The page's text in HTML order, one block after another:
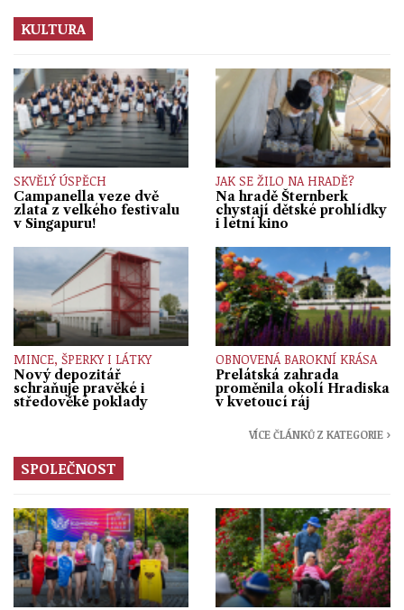
KULTURA
SKVĚLÝ ÚSPĚCH
Campanella veze dvě
zlata z velkého festivalu
v Singapuru!
JAK SE ŽILO NA HRADĚ?
Na hradě Šternberk
chystají dětské prohlídky
i letní kino
MINCE, ŠPERKY I LÁTKY
Nový depozitář
schraňuje pravěké i
středověké poklady
OBNOVENÁ BAROKNÍ KRÁSA
Prelátská zahrada
proměnila okolí Hradiska
v kvetoucí ráj
VÍCE ČLÁNKŮ Z KATEGORIE ›
SPOLEČNOST